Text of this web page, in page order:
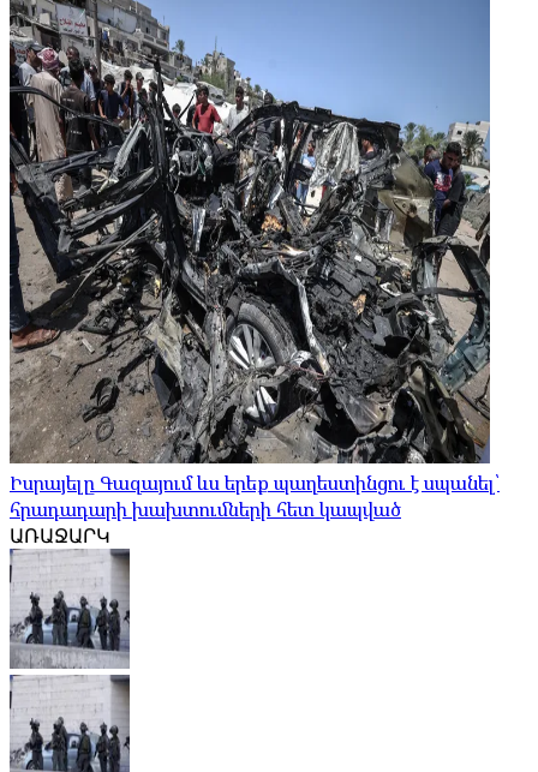
Իսրայելը Գազայում ևս երեք պաղեստինցու է սպանել՝
հրադադարի խախտումների հետ կապված
ԱՌԱՋԱՐԿ